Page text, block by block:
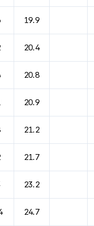
19.9
20.4
20.8
20.9
21.2
21.7
23.2
24.7